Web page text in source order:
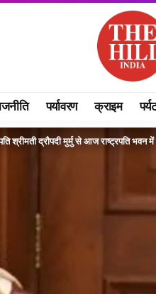
पर्यावरण क्राइम
श्रीमती द्रौपदी मुर्मु से आज राष्ट्रपति भवन